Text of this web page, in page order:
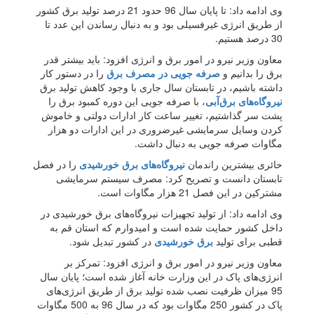
وی ادامه داد: تا پایان سال 96 حدود 21 درصد تولید برق کشور
از طریق انرژی غیرفسیلی بود و به دنبال رساندن این عدد تا
30 درصد هستیم.
معاون وزیر نیرو در امور برق و انرژی افزود: باید بیشتر قدر
برق را بدانیم و صرفه جویی در مصرف برق را در دستور کار
داشته باشیم، در تابستان سال جاری با وجود کاهش تولید برق
نیروگاه‌های برق‌آبی، با صرفه جویی این دوره کمبود برق را
پشت سر گذاشتیم، تغییر ساعت کار ادارات دولتی و خاموش
کردن وسایل سرمایشی غیرضروری در این ادارات دو هزار
مگاوات صرفه جویی به دنبال داشت.
حائری بیشترین راندمان نیروگاه‌های برق خورشیدی را در فصل
تابستان دانست و تصریح کرد: مصرف سیستم سرمایشی
مشترکین در این فصل 21 هزار مگاوات است.
وی ادامه داد: از تولید تجهیزات نیروگاه‌های برق خورشیدی در
داخل کشور حمایت شده است و امیدوارم که استان قم به
قطبی برای تولید برق خورشیدی در کشور تبدیل شود.
معاون وزیر نیرو در امور برق و انرژی افزود: تمرکز بر
انرژی‌های پاک در این وزارت خانه آغاز شده است؛ پایان سال
95 میزان ظرفیت نصب شده تولید برق از طریق انرژی‌های
پاک در کشور 250 مگاوات بود که در سال 96 به 500 مگاوات